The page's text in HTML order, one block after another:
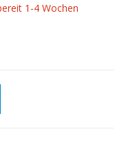
1-4 Wochen